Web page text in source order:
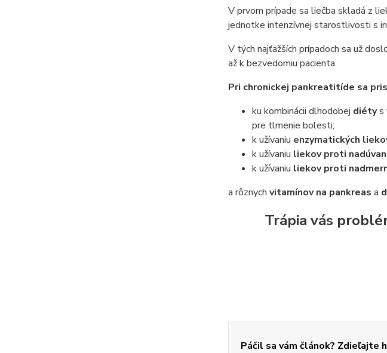
V prvom prípade sa liečba skladá z
jednotke intenzívnej starostlivosti s
V tých najťažších prípadoch sa už
až k bezvedomiu pacienta.
Pri chronickej pankreatitíde sa
ku kombinácii dlhodobej diétys
pre tlmenie bolesti;
k užívaniu enzymatických
k užívaniu liekov proti
k užívaniu liekov proti
a rôznych vitamínov na pankreas a
Trápia vás
Páčil sa vám článok? Zdieľajte